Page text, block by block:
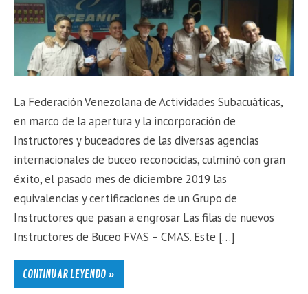
La Federación Venezolana de Actividades Subacuáticas,
en marco de la apertura y la incorporación de
Instructores y buceadores de las diversas agencias
internacionales de buceo reconocidas, culminó con gran
éxito, el pasado mes de diciembre 2019 las
equivalencias y certificaciones de un Grupo de
Instructores que pasan a engrosar Las filas de nuevos
Instructores de Buceo FVAS – CMAS. Este […]
CONTINUAR LEYENDO »